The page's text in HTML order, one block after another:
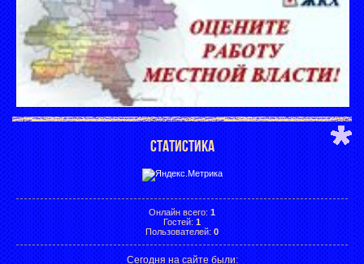
СТАТИСТИКА
Онлайн всего: 1
Гостей: 1
Пользователей: 0
Сегодня на сайте были: